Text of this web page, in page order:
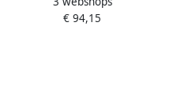
Colors metallic black GT fijn
€ 94,15